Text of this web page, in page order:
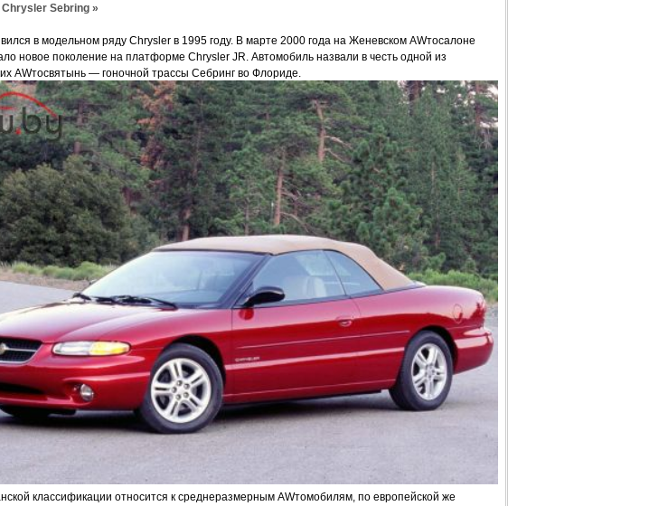
Chrysler Sebring »
в модельном ряду Chrysler в 1995 году. В марте 2000 года на Женевском AWтосалоне
новое поколение на платформе Chrysler JR. Автомобиль назвали в честь одной из
AWтосвятынь — гоночной трассы Себринг во Флориде.
классификации относится к среднеразмерным AWтомобилям, по европейской же